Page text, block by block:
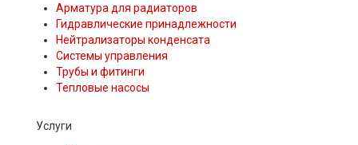
Арматура для радиаторов
Гидравлические принадлежности
Нейтрализаторы конденсата
Системы управления
Трубы и фитинги
Тепловые насосы
Услуги